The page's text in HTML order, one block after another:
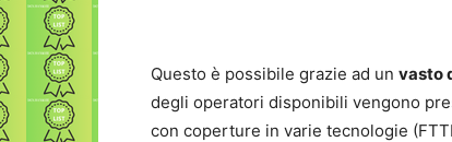
Questo è possibile grazie ad un vasto
degli operatori disponibili vengono
con coperture in varie tecnologie